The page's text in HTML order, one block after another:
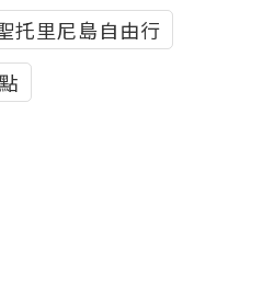
托里尼島自由行